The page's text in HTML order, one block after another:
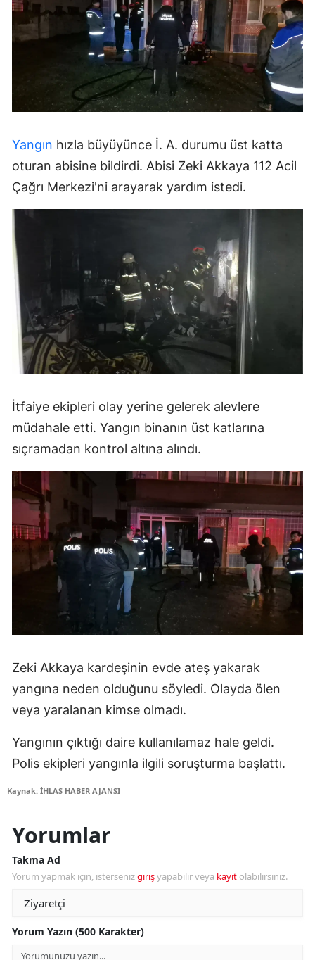
Yangın hızla büyüyünce İ. A. durumu üst katta
oturan abisine bildirdi. Abisi Zeki Akkaya 112 Acil
Çağrı Merkezi'ni arayarak yardım istedi.
İtfaiye ekipleri olay yerine gelerek alevlere
müdahale etti. Yangın binanın üst katlarına
sıçramadan kontrol altına alındı.
Zeki Akkaya kardeşinin evde ateş yakarak
yangına neden olduğunu söyledi. Olayda ölen
veya yaralanan kimse olmadı.
Yangının çıktığı daire kullanılamaz hale geldi.
Polis ekipleri yangınla ilgili soruşturma başlattı.
Kaynak: İHLAS HABER AJANSI
Yorumlar
Takma Ad
Yorum yapmak için, istersenizgirişyapabilir veya kayıt olabilirsiniz.
Yorum Yazın (500 Karakter)